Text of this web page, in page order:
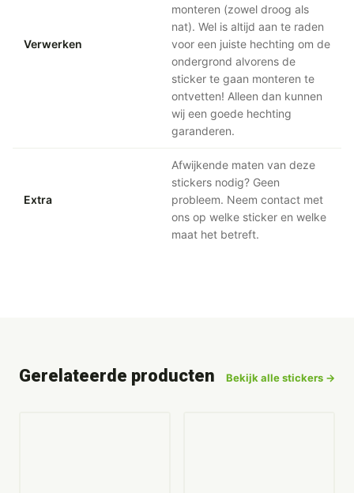
Verwerken
monteren (zowel droog als
nat). Wel is altijd aan te raden
voor een juiste hechting om de
ondergrond alvorens de
sticker te gaan monteren te
ontvetten! Alleen dan kunnen
wij een goede hechting
garanderen.
Extra
Afwijkende maten van deze
stickers nodig? Geen
probleem. Neem contact met
ons op welke sticker en welke
maat het betreft.
Gerelateerde producten Bekijk alle stickers →